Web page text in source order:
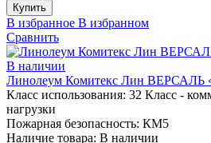
Купить
В избранное В избранном
Сравнить
В наличии
Линолеум Комитекс Лин ВЕРСАЛЬ
Класс использования: 32 Класс -
нагрузки
Пожарная безопасность: КМ5
Наличие товара: В наличии